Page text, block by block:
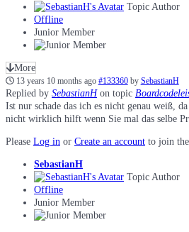
Topic Author
Offline
Junior Member
More
13 years 10 months ago #133360 by SebastianH
Replied by SebastianHon topic
Ist nur schade das ich es nicht genau weiß,
nicht wirklich hilft wenn Sie mal das selbe
Please Log in or Create an account to join
SebastianH
Topic Author
Offline
Junior Member